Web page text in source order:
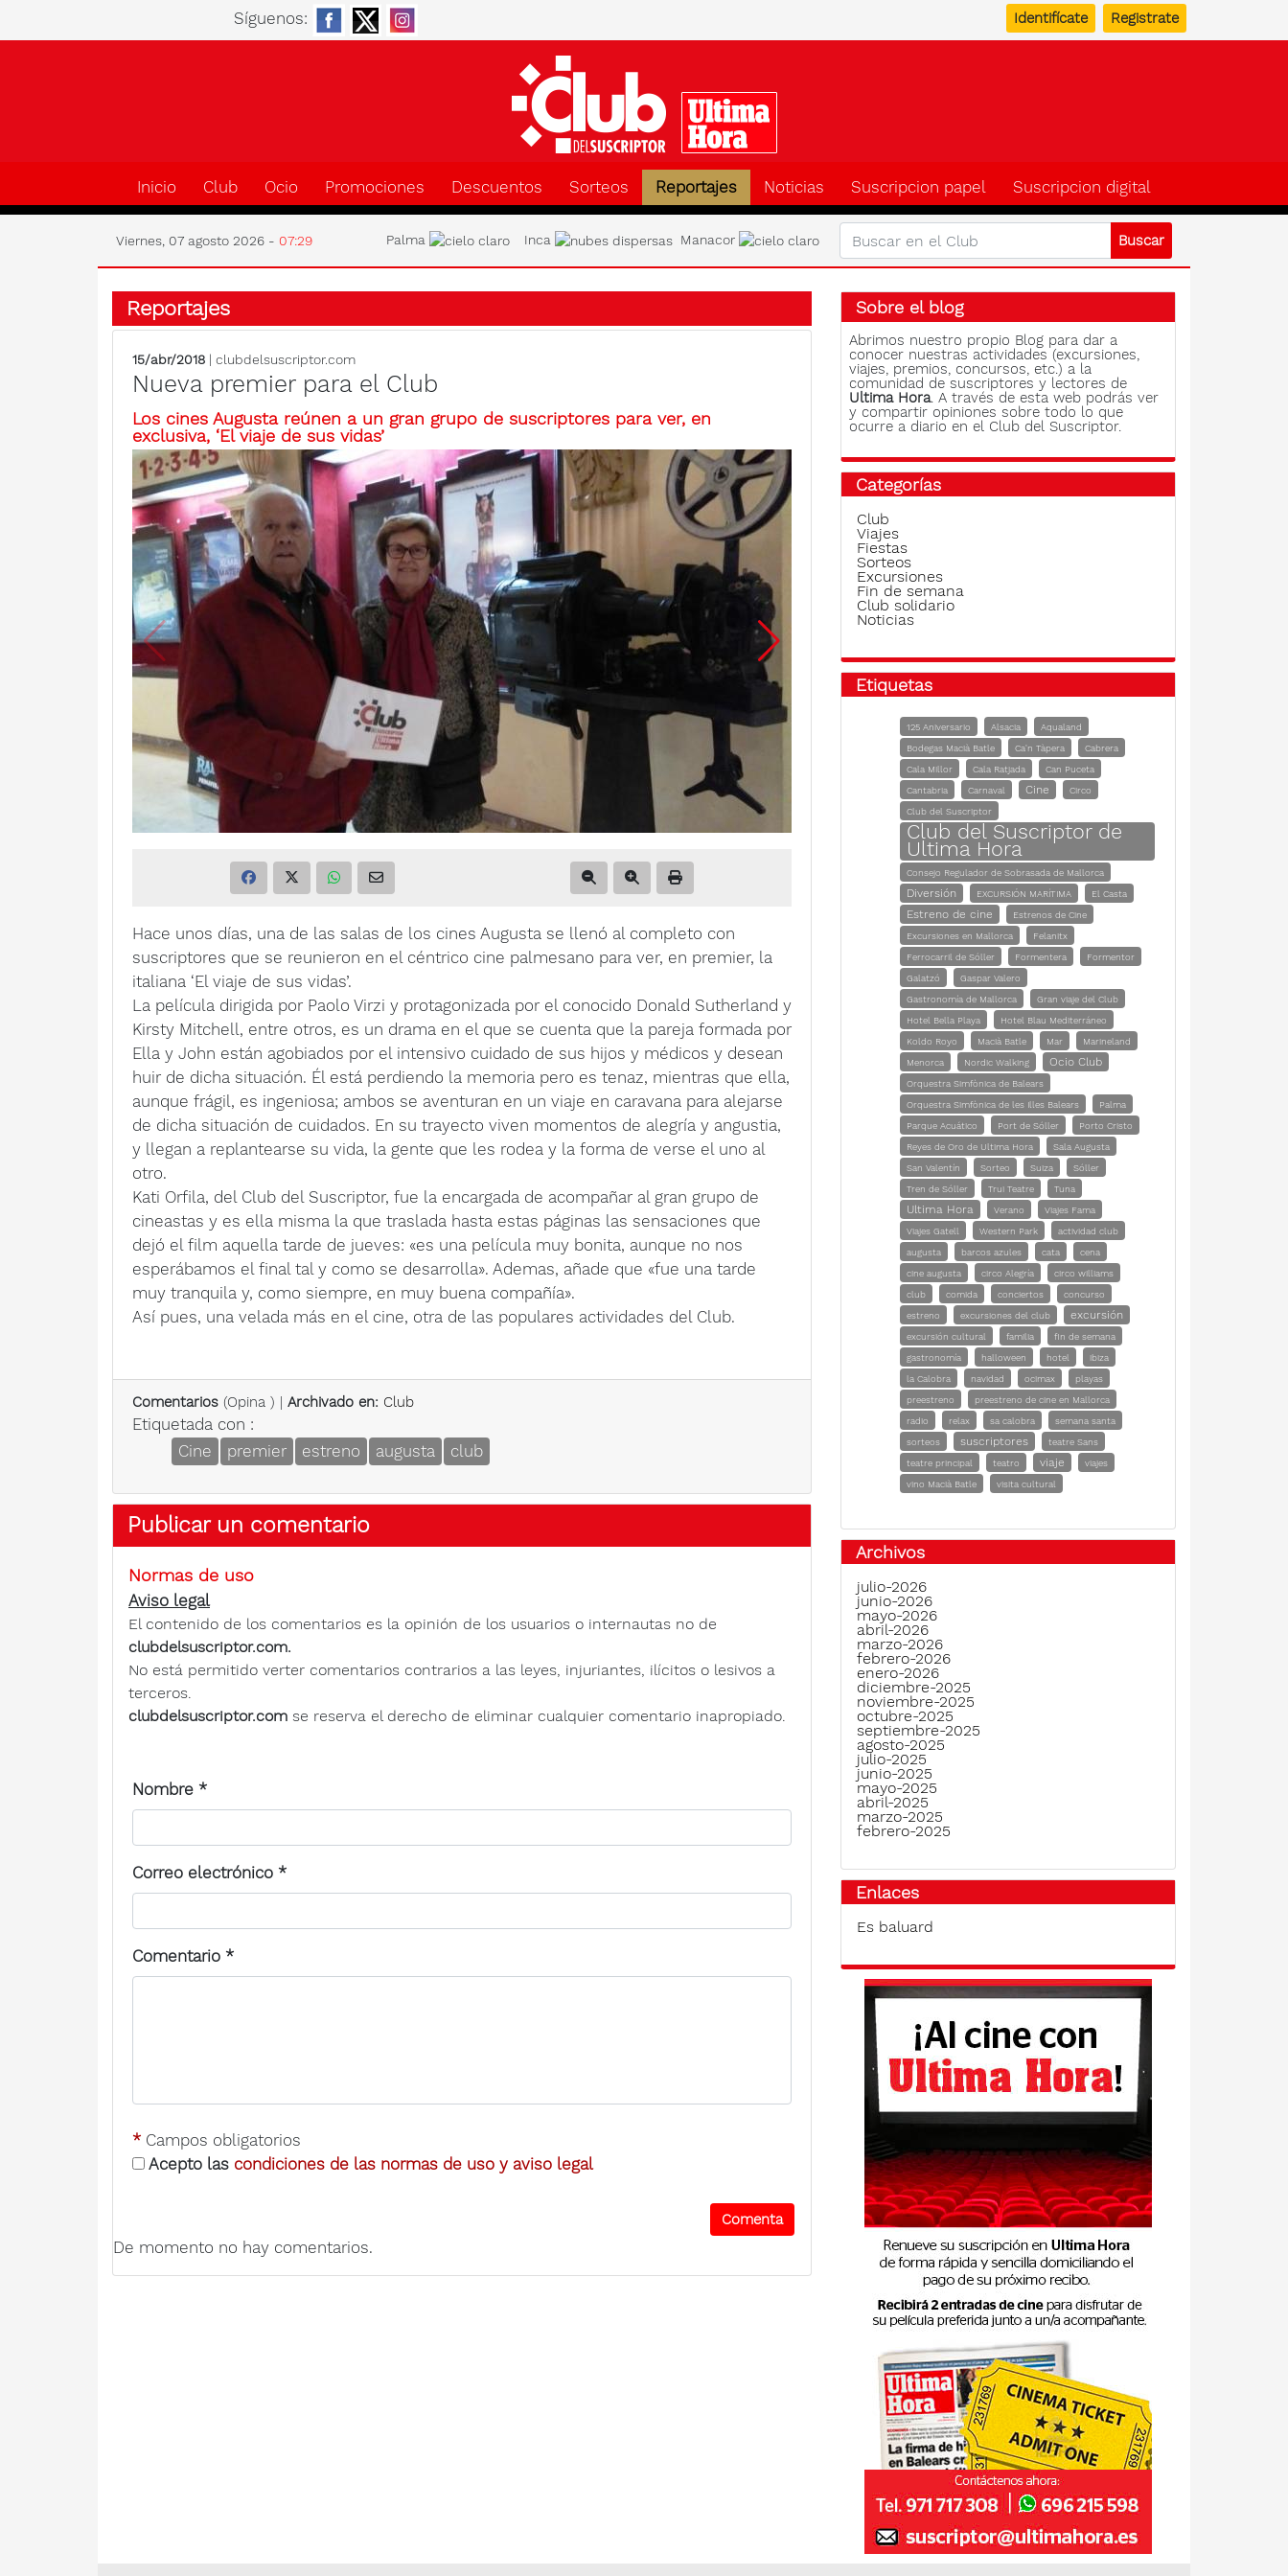
Síguenos: Identifícate Registrate
Inicio Club Ocio Promociones Descuentos Sorteos Reportajes Noticias Suscripcion papel Suscripcion digital
Viernes, 07 agosto 2026 - 07:29 Palma Inca Manacor
Reportajes
15/abr/2018 | clubdelsuscriptor.com
Nueva premier para el Club
Los cines Augusta reúnen a un gran grupo de suscriptores para ver, en
exclusiva, ‘El viaje de sus vidas’
Hace unos días, una de las salas de los cines Augusta se llenó al completo con
suscriptores que se reunieron en el céntrico cine palmesano para ver, en premier, la
italiana ‘El viaje de sus vidas’.
La película dirigida por Paolo Virzi y protagonizada por el conocido Donald Sutherland y
Kirsty Mitchell, entre otros, es un drama en el que se cuenta que la pareja formada por
Ella y John están agobiados por el intensivo cuidado de sus hijos y médicos y desean
huir de dicha situación. Él está perdiendo la memoria pero es tenaz, mientras que ella,
aunque frágil, es ingeniosa; ambos se aventuran en un viaje en caravana para alejarse
de dicha situación de cuidados. En su trayecto viven momentos de alegría y angustia,
y llegan a replantearse su vida, la gente que les rodea y la forma de verse el uno al
otro.
Kati Orfila, del Club del Suscriptor, fue la encargada de acompañar al gran grupo de
cineastas y es ella misma la que traslada hasta estas páginas las sensaciones que
dejó el film aquella tarde de jueves: «es una película muy bonita, aunque no nos
esperábamos el final tal y como se desarrolla». Ademas, añade que «fue una tarde
muy tranquila y, como siempre, en muy buena compañía».
Así pues, una velada más en el cine, otra de las populares actividades del Club.
Comentarios (Opina ) | Archivado en: Club
Etiquetada con :
Cine
premier estreno augusta club
Publicar un comentario
Normas de uso
Aviso legal
El contenido de los comentarios es la opinión de los usuarios o internautas no de
clubdelsuscriptor.com.
No está permitido verter comentarios contrarios a las leyes, injuriantes, ilícitos o lesivos a
terceros.
clubdelsuscriptor.com se reserva el derecho de eliminar cualquier comentario inapropiado.
Nombre *
Correo electrónico *
Comentario *
* Campos obligatorios
Acepto las condiciones de las normas de uso y aviso legal
De momento no hay comentarios.
Sobre el blog
Abrimos nuestro propio Blog para dar a
conocer nuestras actividades (excursiones,
viajes, premios, concursos, etc.) a la
comunidad de suscriptores y lectores de
Ultima Hora. A través de esta web podrás ver
y compartir opiniones sobre todo lo que
ocurre a diario en el Club del Suscriptor.
Categorías
Club
Viajes
Fiestas
Sorteos
Excursiones
Fin de semana
Club solidario
Noticias
Etiquetas
125 Aniversario Alsacia
Aqualand
Bodegas Macià Batle
Ca'n Tàpera
Cabrera
Cala Millor
Cala Ratjada
Can Puceta
Cantabria
Carnaval Cine
Circo
Club del Suscriptor
Club del Suscriptor de
Ultima Hora
Consejo Regulador de Sobrasada de Mallorca
Diversión EXCURSIÓN MARÍTIMA El Casta
Estreno de cine
Estrenos de Cine
Excursiones en Mallorca
Felanitx
Ferrocarril de Sóller
Formentera
Formentor
Galatzó
Gaspar Valero
Gastronomía de Mallorca
Gran viaje del Club
Hotel Bella Playa
Hotel Blau Mediterráneo
Koldo Royo
Macià Batle Mar
Marineland
Menorca
Nordic Walking Ocio Club
Orquestra Simfònica de Balears
Orquestra Simfònica de les Illes Balears
Palma
Parque Acuático
Port de Sóller
Porto Cristo
Reyes de Oro de Ultima Hora
Sala Augusta
San Valentín
Sorteo Suiza
Sóller
Tren de Sóller
Trui Teatre Tuna
Ultima Hora Verano
Viajes Fama
Viajes Gatell
Western Park
actividad club
augusta
barcos azules cata
cena
cine augusta
circo Alegría
circo williams
club
comida conciertos
concurso
estreno
excursiones del club excursión
excursión cultural familia
fin de semana
gastronomía
halloween hotel
ibiza
la Calobra
navidad ocimax
playas
preestreno
preestreno de cine en Mallorca
radio
relax sa calobra
semana santa
sorteos
suscriptores
teatre Sans
teatre principal
teatro viaje
viajes
vino Macià Batle
visita cultural
Archivos
julio-2026
junio-2026
mayo-2026
abril-2026
marzo-2026
febrero-2026
enero-2026
diciembre-2025
noviembre-2025
octubre-2025
septiembre-2025
agosto-2025
julio-2025
junio-2025
mayo-2025
abril-2025
marzo-2025
febrero-2025
Enlaces
Es baluard